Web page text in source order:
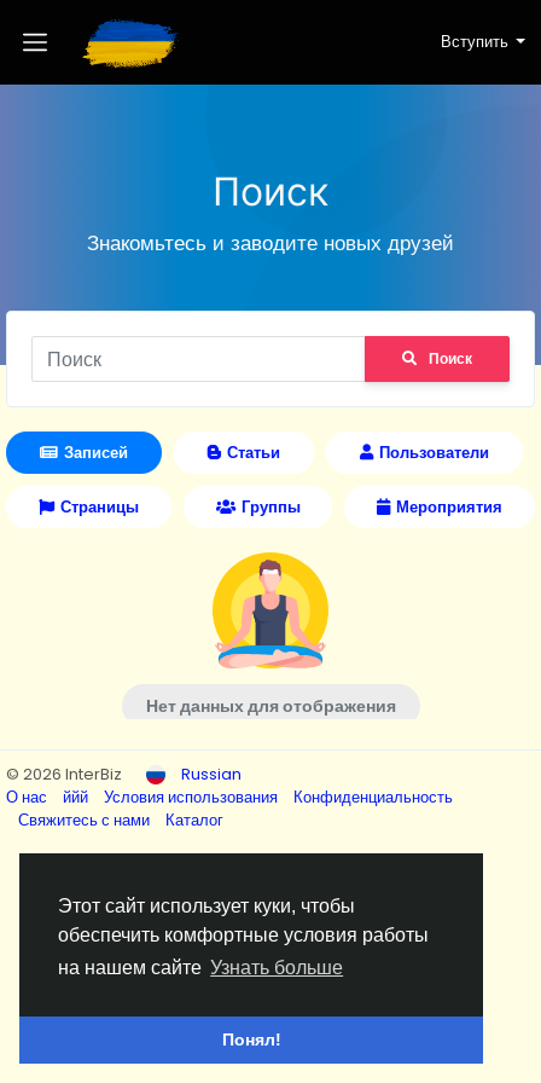
Этот сайт использует куки, чтобы
обеспечить комфортные условия работы
на нашем сайте Узнать больше
Понял!
Вступить
Поиск
Знакомьтесь и заводите новых друзей
Поиск
Записей Статьи Пользователи
Страницы Группы Мероприятия
Нет данных для отображения
© 2026 InterBiz
Russian
О нас
ййй Условия использования
Конфиденциальность
Свяжитесь с нами
Каталог